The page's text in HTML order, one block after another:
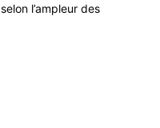
selon l’ampleur des